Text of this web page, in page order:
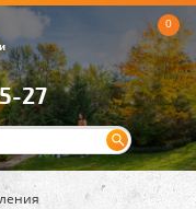
27
0